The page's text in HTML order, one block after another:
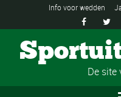
Info voor wedden
 
De site